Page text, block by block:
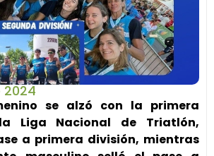
2024
se alzó con la primera
Liga Nacional de Triatlón,
a primera división, mientras